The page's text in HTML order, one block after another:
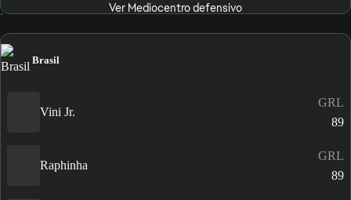
Ver Mediocentro defensivo
Brasil
Vini Jr.
GRL
89
Raphinha
GRL
89